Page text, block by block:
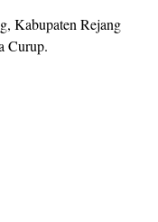
Kabupaten Rejang
Curup.